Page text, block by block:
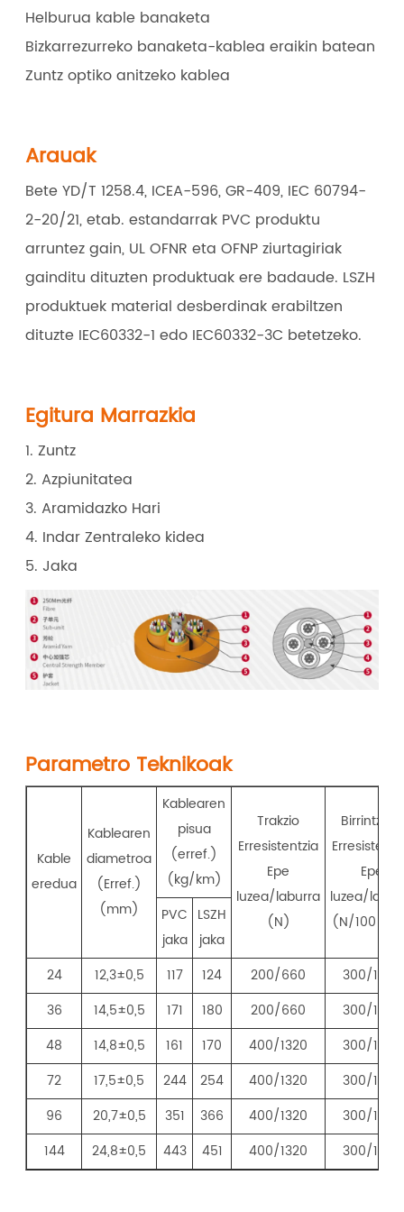
Helburua kable banaketa
Bizkarrezurreko banaketa-kablea eraikin batean
Zuntz optiko anitzeko kablea
Arauak
Bete YD/T 1258.4, ICEA-596, GR-409, IEC 60794-
2-20/21, etab. estandarrak PVC produktu
arruntez gain, UL OFNR eta OFNP ziurtagiriak
gainditu dituzten produktuak ere badaude. LSZH
produktuek material desberdinak erabiltzen
dituzte IEC60332-1 edo IEC60332-3C betetzeko.
Egitura Marrazkia
1. Zuntz
2. Azpiunitatea
3. Aramidazko Hari
4. Indar Zentraleko kidea
5. Jaka
Parametro Teknikoak
Kable
eredua
Kablearen
diametroa
(Erref.)
(mm)
Kablearen
pisua
(erref.)
(kg/km)
Trakzio
Erresistentzia
Epe
luzea/laburra
(N)
Birrintzeko
Epe
luzea/
(N/100
PVC
jaka
LSZH
jaka
24
12,3±0,5 117 124 200/660
300/1000
36
14,5±0,5 171 180 200/660
300/1000
48
14,8±0,5 161 170 400/1320
300/1000
72
17,5±0,5 244 254 400/1320
300/1000
96
20,7±0,5 351 366 400/1320
300/1000
144
24,8±0,5 443 451 400/1320 300/1000